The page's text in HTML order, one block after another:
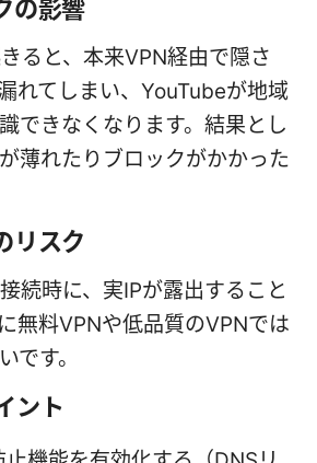
の影響
ると、本来VPN経由で隠さ
れてしまい、YouTubeが地域
できなくなります。結果とし
薄れたりブロックがかかった
リスク
続時に、実IPが露出すること
無料VPNや低品質のVPNでは
です。
ント